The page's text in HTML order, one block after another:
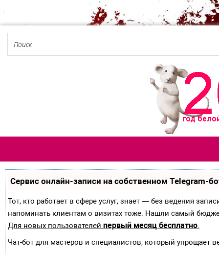
Сервис онлайн-записи на собственном Telegram-
Тот, кто работает в сфере услуг, знает — без ведения
напоминать клиентам о визитах тоже. Нашли самый
Для новых пользователей первый месяц бесплатно.
Чат-бот для мастеров и специалистов, который упрощает